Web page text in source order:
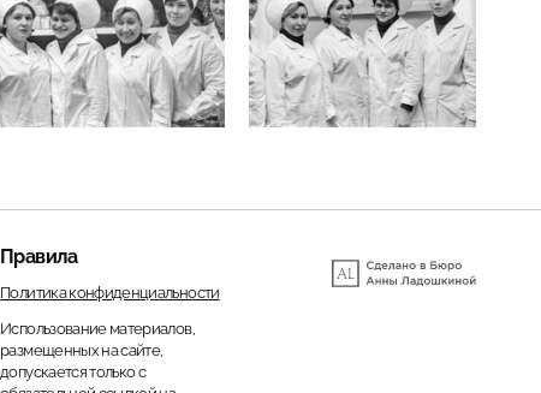
Правила
Политика конфиденциальности
Использование материалов,
размещенных на сайте,
допускается только с